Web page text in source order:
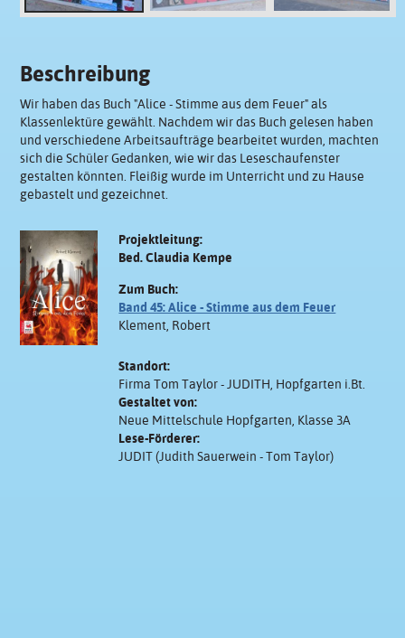
Beschreibung
Wir haben das Buch "Alice - Stimme aus dem Feuer" als
Klassenlektüre gewählt. Nachdem wir das Buch gelesen haben
und verschiedene Arbeitsaufträge bearbeitet wurden, machten
sich die Schüler Gedanken, wie wir das Leseschaufenster
gestalten könnten. Fleißig wurde im Unterricht und zu Hause
gebastelt und gezeichnet.
Projektleitung:
Bed. Claudia Kempe
Zum Buch:
Band 45: Alice - Stimme aus dem Feuer
Klement, Robert
Standort:
Firma Tom Taylor - JUDITH, Hopfgarten i.Bt.
Gestaltet von:
Neue Mittelschule Hopfgarten, Klasse 3A
Lese-Förderer:
JUDIT (Judith Sauerwein - Tom Taylor)